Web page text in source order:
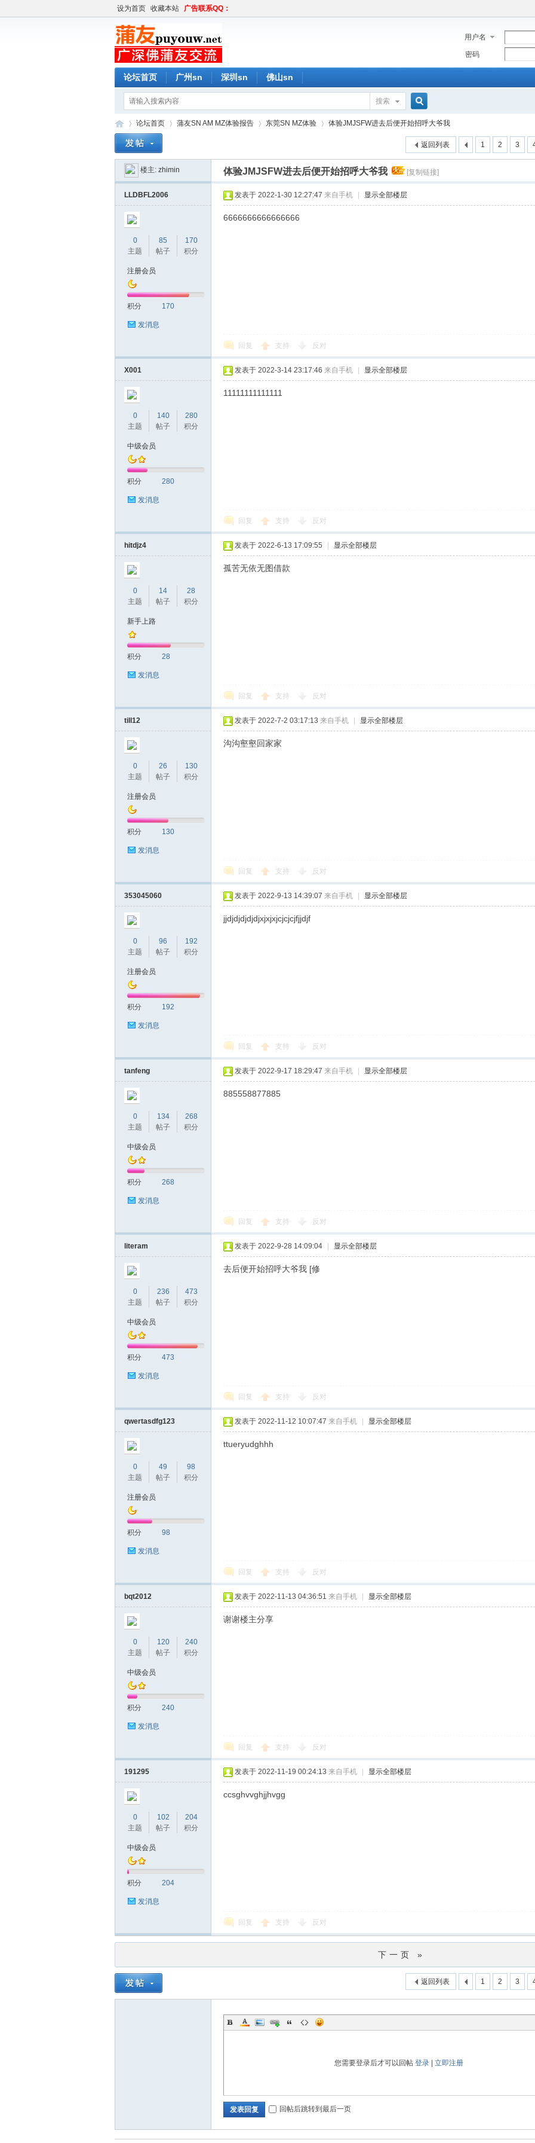
设为首页 收藏本站 广告联系QQ：
用户名
密码
论坛首页 广州sn 深圳sn 佛山sn
搜索
搜
索
论
圳
品
»
论坛首页
›
蒲友SN AM MZ体验报告
›
东莞SN MZ体验
›
体验JMJSFW进去后便开始招呼大爷我
1 2 3
返回列表
楼主: zhimin 体验JMJSFW进去后便开始招呼大爷我 [复制链接]
LLDBFL2006
0
主题
85
帖子
170
积分
注册会员
积分 170
发消息
发表于 2022-1-30 12:27:47 来自手机 显示全部楼层
6666666666666666
回复 支持 反对
X001
0
主题
140
帖子
280
积分
中级会员
积分 280
发消息
发表于 2022-3-14 23:17:46 来自手机 显示全部楼层
11111111111111
回复 支持 反对
hitdjz4
0
主题
14
帖子
28
积分
新手上路
积分 28
发消息
发表于 2022-6-13 17:09:55 显示全部楼层
孤苦无依无图借款
回复 支持 反对
till12
0
主题
26
帖子
130
积分
注册会员
积分 130
发消息
发表于 2022-7-2 03:17:13 来自手机 显示全部楼层
沟沟壑壑回家家
回复 支持 反对
353045060
0
主题
96
帖子
192
积分
注册会员
积分 192
发消息
发表于 2022-9-13 14:39:07 来自手机 显示全部楼层
jjdjdjdjdjdjxjxjxjcjcjcjfjjdjf
回复 支持 反对
tanfeng
0
主题
134
帖子
268
积分
中级会员
积分 268
发消息
发表于 2022-9-17 18:29:47 来自手机 显示全部楼层
885558877885
回复 支持 反对
literam
0
主题
236
帖子
473
积分
中级会员
积分 473
发消息
发表于 2022-9-28 14:09:04 显示全部楼层
去后便开始招呼大爷我 [修
回复 支持 反对
qwertasdfg123
0
主题
49
帖子
98
积分
注册会员
积分 98
发消息
发表于 2022-11-12 10:07:47 来自手机 显示全部楼层
ttueryudghhh
回复 支持 反对
bqt2012
0
主题
120
帖子
240
积分
中级会员
积分 240
发消息
发表于 2022-11-13 04:36:51 来自手机 显示全部楼层
谢谢楼主分享
回复 支持 反对
191295
0
主题
102
帖子
204
积分
中级会员
积分 204
发消息
发表于 2022-11-19 00:24:13 来自手机 显示全部楼层
ccsghvvghjjhvgg
回复 支持 反对
下一页 »
1 2 3
返回列表
您需要登录后才可以回帖 登录| 立即注册
发表回复 回帖后跳转到最后一页